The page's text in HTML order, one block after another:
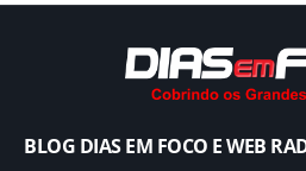
BLOG DIAS EM FOCO E WEB